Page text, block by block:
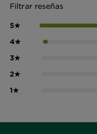
Filtrar reseñas
5★
4★
3★
2★
1★